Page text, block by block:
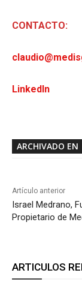
CONTACTO:
LinkedIn
ARCHIVADO EN
Artículo anterior
Israel Medrano,
Propietario de
ARTICULOS